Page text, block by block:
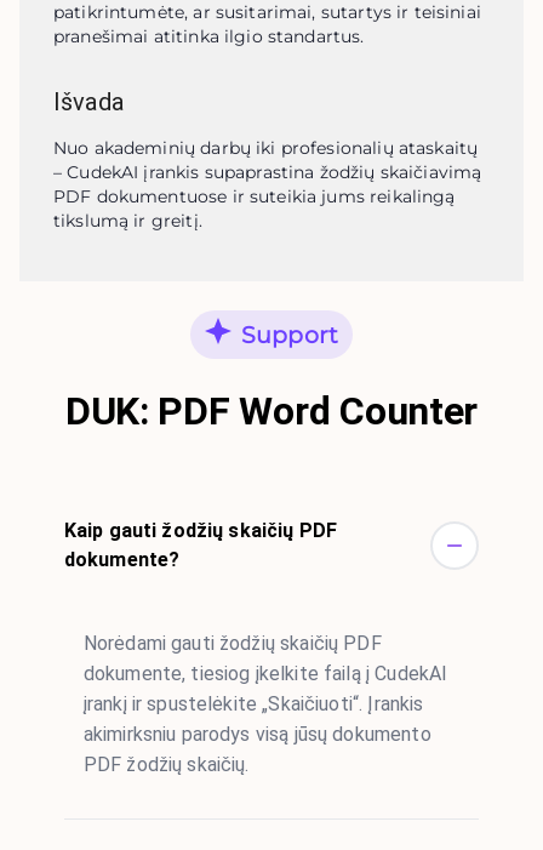
patikrintumėte, ar susitarimai, sutartys ir teisiniai
pranešimai atitinka ilgio standartus.
Išvada
Nuo akademinių darbų iki profesionalių ataskaitų
– CudekAI įrankis supaprastina žodžių skaičiavimą
PDF dokumentuose ir suteikia jums reikalingą
tikslumą ir greitį.
Support
DUK: PDF Word Counter
Kaip gauti žodžių skaičių PDF
dokumente?
Norėdami gauti žodžių skaičių PDF
dokumente, tiesiog įkelkite failą į CudekAI
įrankį ir spustelėkite „Skaičiuoti“. Įrankis
akimirksniu parodys visą jūsų dokumento
PDF žodžių skaičių.